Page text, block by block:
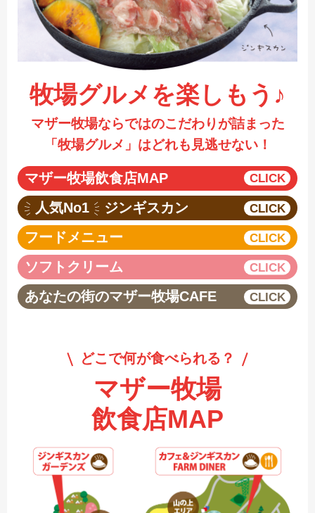
牧場グルメを楽しもう♪
マザー牧場ならではのこだわりが詰まった
「牧場グルメ」はどれも見逃せない！
マザー牧場飲食店MAP
人気No1
ジンギスカン
フードメニュー
ソフトクリーム
あなたの街のマザー牧場CAFE
どこで何が食べられる？
マザー牧場
飲食店MAP